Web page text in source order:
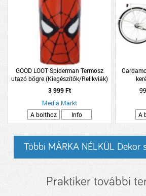
GOOD LOOT Spiderman Termosz
utazó bögre (Kiegészítők/Relikviák)
3 999 Ft
Media Markt
A bolthoz
Info
A
Többi MÁRKA NÉLKÜL Dekor
Praktiker további